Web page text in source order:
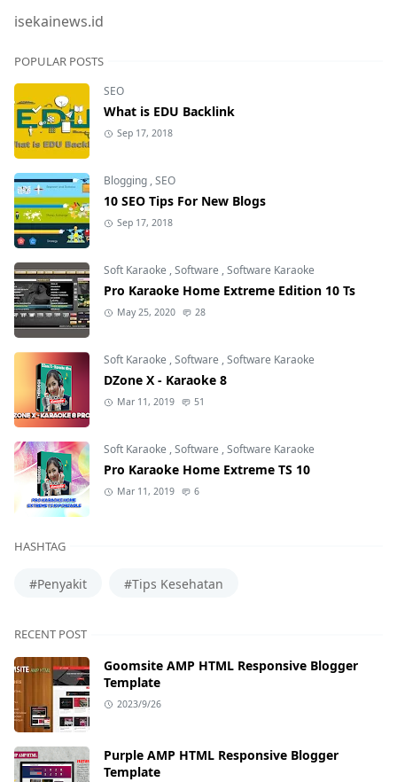
isekainews.id
POPULAR POSTS
SEO
What is EDU Backlink
Sep 17, 2018
Blogging,SEO
10 SEO Tips For New Blogs
Sep 17, 2018
Soft Karaoke ,Software ,Software Karaoke
Pro Karaoke Home Extreme Edition 10 Ts
May 25, 2020 28
Soft Karaoke ,Software ,Software Karaoke
DZone X - Karaoke 8
Mar 11, 2019 51
Soft Karaoke ,Software ,Software Karaoke
Pro Karaoke Home Extreme TS 10
Mar 11, 2019 6
HASHTAG
#Penyakit #Tips Kesehatan
RECENT POST
Goomsite AMP HTML Responsive Blogger
Template
2023/9/26
Purple AMP HTML Responsive Blogger
Template